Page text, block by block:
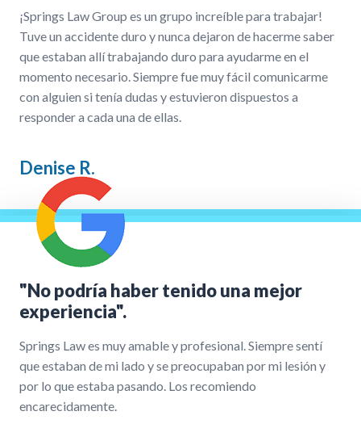
¡Springs Law Group es un grupo increíble para trabajar!
Tuve un accidente duro y nunca dejaron de hacerme saber
que estaban allí trabajando duro para ayudarme en el
momento necesario. Siempre fue muy fácil comunicarme
con alguien si tenía dudas y estuvieron dispuestos a
responder a cada una de ellas.
Denise R.
"No podría haber tenido una mejor
experiencia".
Springs Law es muy amable y profesional. Siempre sentí
que estaban de mi lado y se preocupaban por mi lesión y
por lo que estaba pasando. Los recomiendo
encarecidamente.